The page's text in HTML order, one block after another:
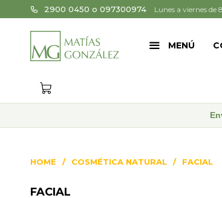
MENÚ
2900 0450 o 097300974 Lunes a viernes de
HOME COSMÉTICA NATURAL FACIAL
FACIAL